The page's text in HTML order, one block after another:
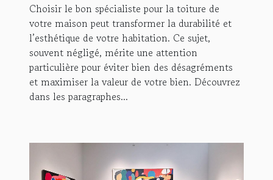
Choisir le bon spécialiste pour la toiture de
votre maison peut transformer la durabilité et
l’esthétique de votre habitation. Ce sujet,
souvent négligé, mérite une attention
particulière pour éviter bien des désagréments
et maximiser la valeur de votre bien. Découvrez
dans les paragraphes...